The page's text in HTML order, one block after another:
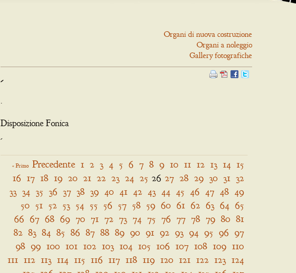
Organi di nuova costruzione
Organi a noleggio
Gallery fotografiche
-
.
Disposizione Fonica
-
« Primo Precedente 1 2 3 4 5 6 7 8 9 10 11 12 13 14 15
16 17 18 19 20 21 22 23 24 25 26 27 28 29 30 31 32
33 34 35 36 37 38 39 40 41 42 43 44 45 46 47 48 49
50 51 52 53 54 55 56 57 58 59 60 61 62 63 64 65
66 67 68 69 70 71 72 73 74 75 76 77 78 79 80 81
82 83 84 85 86 87 88 89 90 91 92 93 94 95 96 97
98 99 100 101 102 103 104 105 106 107 108 109 110
111 112 113 114 115 116 117 118 119 120 121 122 123 124